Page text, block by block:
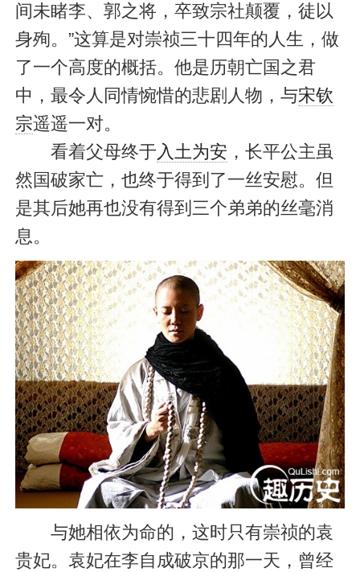
间未睹李、郭之将，卒致宗社颠覆，徒以
身殉。”这算是对崇祯三十四年的人生，做
了一个高度的概括。他是历朝亡国之君
中，最令人同情惋惜的悲剧人物，与宋钦
宗遥遥一对。
看着父母终于入土为安 ，长平公主虽
然国破家亡，也终于得到了一丝安慰。但
是其后她再也没有得到三个弟弟的丝毫消
息。
与她相依为命的，这时只有崇祯的袁
贵妃。袁妃在李自成破京的那一天，曾经